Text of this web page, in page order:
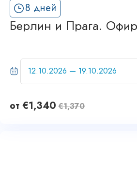
8 дней
Берлин и Прага.
от €1,340 €1,370